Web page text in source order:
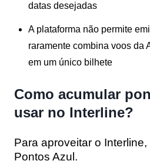
datas desejadas
A plataforma não permite
raramente combina voos da
em um único bilhete
Como acumular
usar no Interline?
Para aproveitar o
Pontos Azul.